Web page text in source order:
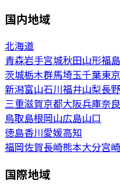
国内地域
北海道
青森岩手宮城秋田山形福島
茨城栃木群馬埼玉千葉東京
新潟富山石川福井山梨長野
三重滋賀京都大阪兵庫奈良
鳥取島根岡山広島山口
徳島香川愛媛高知
福岡佐賀長崎熊本大分宮崎
国際地域